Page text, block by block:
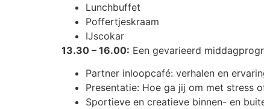
Lunchbuffet
Poffertjeskraam
IJscokar
13.30 – 16.00: Een gevarieerd
Partner inloopcafé: verhalen en
Presentatie: Hoe ga jij om met stress
Sportieve en creatieve binnen- en